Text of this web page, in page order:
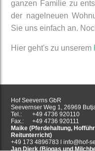
ganzen Familie zu
der nagelneuen
Sie uns einfach an.
Hier geht's zu unserem
Hof Seeverns GbR
Seevernser Weg 1, 26969
Tel.:
+49 4736 920110
Fax.:
+49 4736 920111
Maike (Pferdehaltung,
Reitunterricht)
+49 173 4896783 linfo@hof-
Jan Dierk (Biogas und